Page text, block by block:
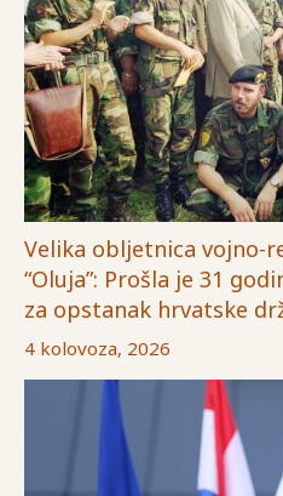
Velika obljetnica vojno-
“Oluja”: Prošla je 31
za opstanak hrvatske
4 kolovoza, 2026